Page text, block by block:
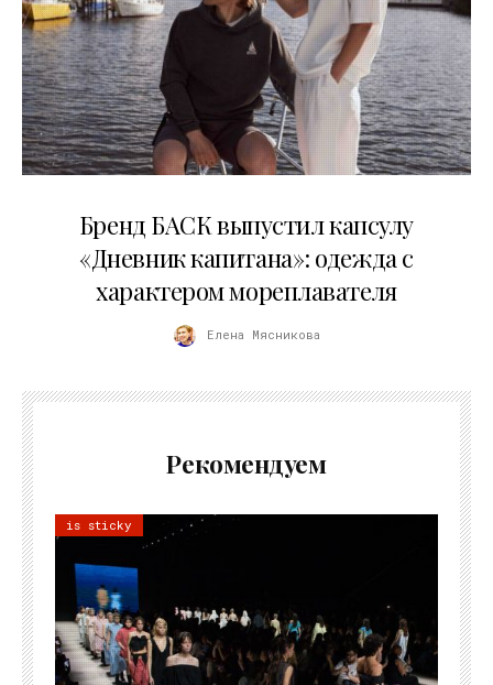
Бренд БАСК выпустил капсулу
«Дневник капитана»: одежда с
характером мореплавателя
Елена Мясникова
Рекомендуем
is sticky